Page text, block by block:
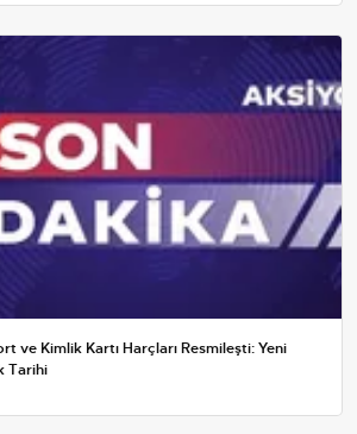
ve Kimlik Kartı Harçları Resmileşti: Yeni
Tarihi